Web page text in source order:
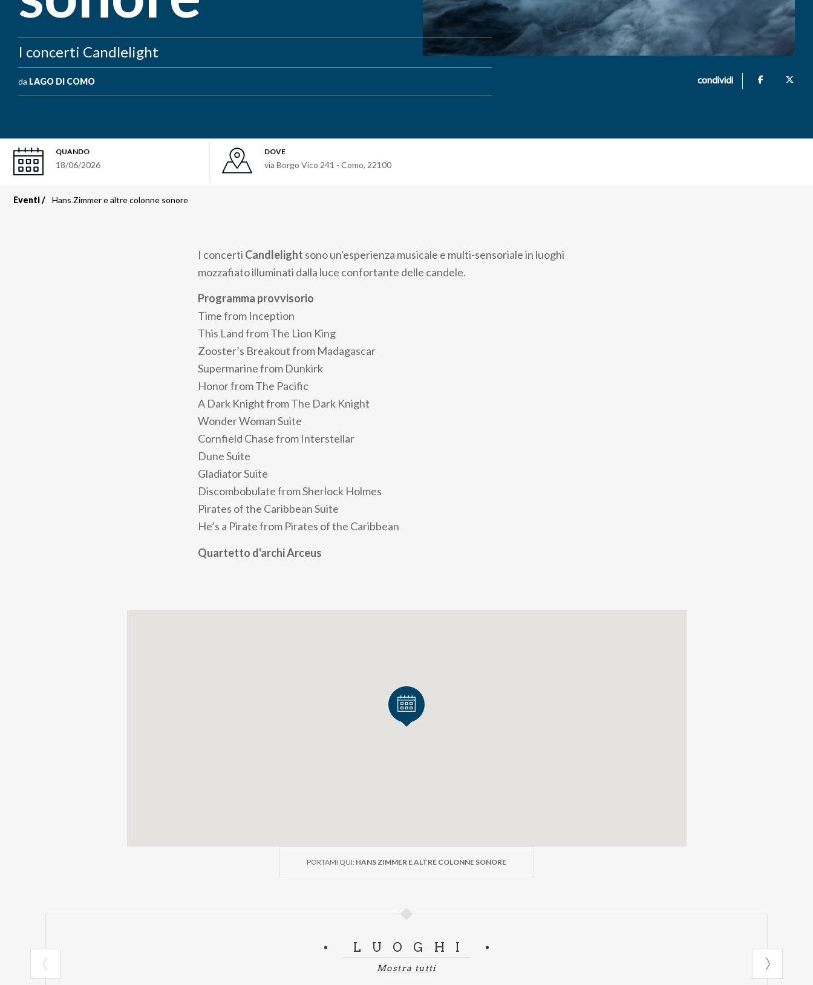
I concerti Candlelight
da LAGO DI COMO condividi
QUANDO
18/06/2026
DOVE
via Borgo Vico 241 - Como, 22100
Eventi Hans Zimmer e altre colonne sonore
I concerti Candlelight sono un'esperienza musicale e multi-sensoriale in luoghi
mozzafiato illuminati dalla luce confortante delle candele.
Programma provvisorio
Time from Inception
This Land from The Lion King
Zooster’s Breakout from Madagascar
Supermarine from Dunkirk
Honor from The Pacific
A Dark Knight from The Dark Knight
Wonder Woman Suite
Cornfield Chase from Interstellar
Dune Suite
Gladiator Suite
Discombobulate from Sherlock Holmes
Pirates of the Caribbean Suite
He’s a Pirate from Pirates of the Caribbean
Quartetto d'archi Arceus
PORTAMI QUI: HANS ZIMMER E ALTRE COLONNE SONORE
LUOGHI
Mostra tutti